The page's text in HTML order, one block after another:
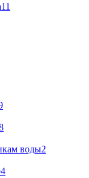
11
воды2
4